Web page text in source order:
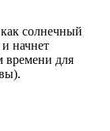
солнечный
начнет
времени для